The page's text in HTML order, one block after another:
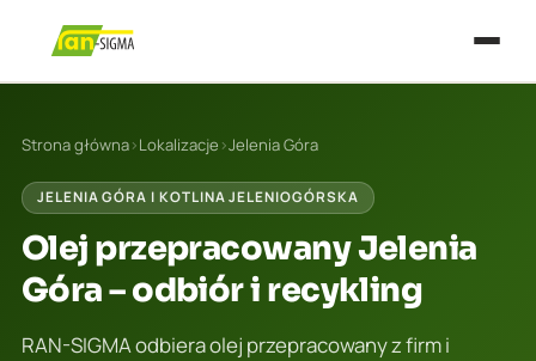
Strona główna›Lokalizacje ›Jelenia Góra
JELENIA GÓRA I KOTLINA JELENIOGÓRSKA
Olej przepracowany Jelenia
Góra – odbiór i recykling
RAN-SIGMA odbiera olej przepracowany z firm i